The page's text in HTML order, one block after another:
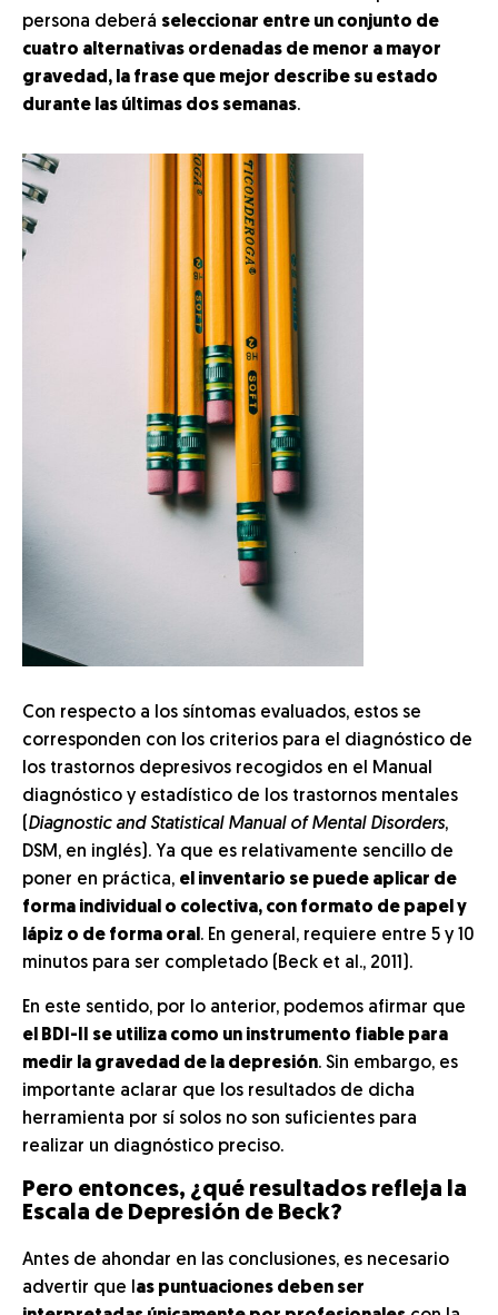
persona deberá seleccionar entre un conjunto de
cuatro alternativas ordenadas de menor a mayor
gravedad, la frase que mejor describe su estado
durante las últimas dos semanas.
Con respecto a los síntomas evaluados, estos se
corresponden con los criterios para el diagnóstico de
los trastornos depresivos recogidos en el Manual
diagnóstico y estadístico de los trastornos mentales
(Diagnostic and Statistical Manual of Mental Disorders,
DSM, en inglés). Ya que es relativamente sencillo de
poner en práctica, el inventario se puede aplicar de
forma individual o colectiva, con formato de papel y
lápiz o de forma oral . En general, requiere entre 5 y 10
minutos para ser completado (Beck et al., 2011).
En este sentido, por lo anterior, podemos afirmar que
el BDI-II se utiliza como un instrumento fiable para
medir la gravedad de la depresión. Sin embargo, es
importante aclarar que los resultados de dicha
herramienta por sí solos no son suficientes para
realizar un diagnóstico preciso.
Pero entonces, ¿qué resultados refleja la
Escala de Depresión de Beck?
Antes de ahondar en las conclusiones, es necesario
advertir que l as puntuaciones deben ser